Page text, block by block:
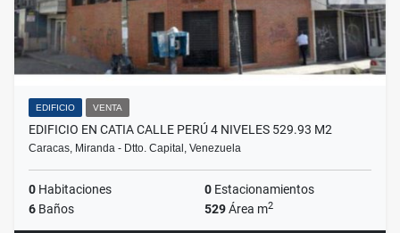
EDIFICIO VENTA
EDIFICIO EN CATIA CALLE PERÚ 4 NIVELES 529.93 M2
Caracas, Miranda - Dtto. Capital, Venezuela
0 Habitaciones 0 Estacionamientos
6 Baños 529Área m2